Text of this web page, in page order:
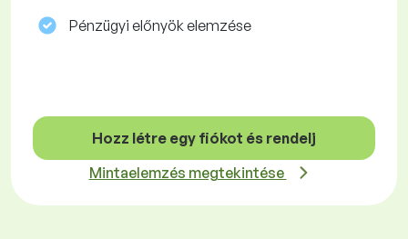
Pénzügyi előnyök elemzése
Hozz létre egy fiókot és rendelj
Mintaelemzés megtekintése